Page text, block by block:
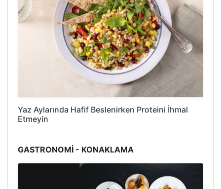
Yaz Aylarında Hafif Beslenirken Proteini İhmal
Etmeyin
GASTRONOMİ - KONAKLAMA